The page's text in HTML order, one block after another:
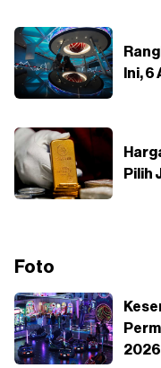
Ini,
Pilih
Foto
2026